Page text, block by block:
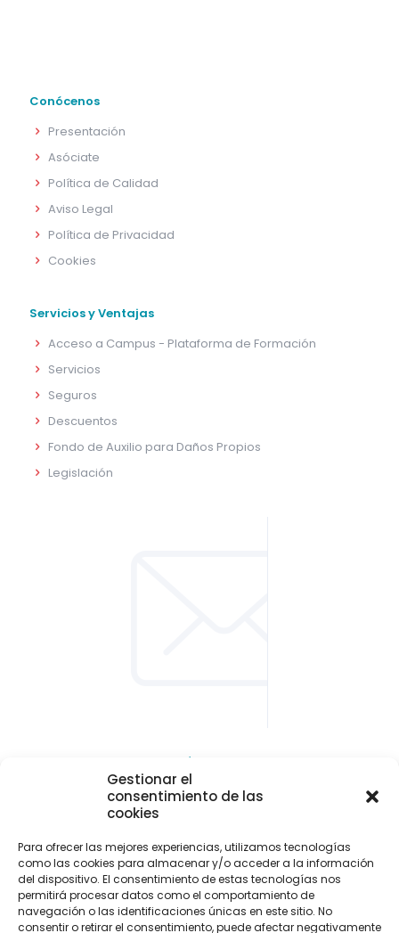
Gestionar el
consentimiento de las
cookies
Para ofrecer las mejores experiencias, utilizamos tecnologías
como las cookies para almacenar y/o acceder a la información
del dispositivo. El consentimiento de estas tecnologías nos
permitirá procesar datos como el comportamiento de
navegación o las identificaciones únicas en este sitio. No
consentir o retirar el consentimiento, puede afectar negativamente
Conócenos
Presentación
Asóciate
Política de Calidad
Aviso Legal
Política de Privacidad
Cookies
Servicios y Ventajas
Acceso a Campus - Plataforma de Formación
Servicios
Seguros
Descuentos
Fondo de Auxilio para Daños Propios
Legislación
Parque empresarial de Asipo
Plaza Julio Alberto Blanco, 1 - 1ª planta - Of. 33
info@uitaasturias.com
985 741 141 Móvil: 639 711 231 / 605 04 96 50